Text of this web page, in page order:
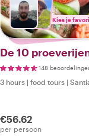
Kies je
De 10
148
3 hours | food tours |
€56.62
per persoon